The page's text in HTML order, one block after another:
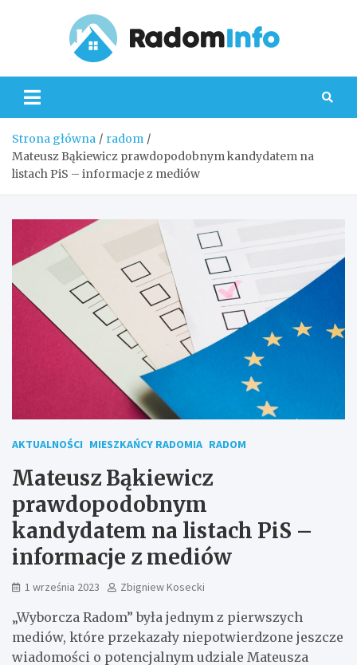
Strona główna
radom
Mateusz Bąkiewicz prawdopodobnym kandydatem na
listach PiS – informacje z mediów
AKTUALNOŚCI MIESZKAŃCY RADOMIA RADOM
Mateusz Bąkiewicz
prawdopodobnym
kandydatem na listach PiS –
informacje z mediów
1 września 2023 Zbigniew Kosecki
„Wyborcza Radom” była jednym z pierwszych
mediów, które przekazały niepotwierdzone jeszcze
wiadomości o potencjalnym udziale Mateusza